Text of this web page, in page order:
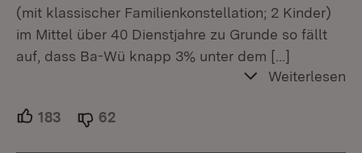
(mit klassischer Familienkonstellation; 2 Kinder)
im Mittel über 40 Dienstjahre zu Grunde so fällt
auf, dass Ba-Wü knapp 3% unter dem […]
Weiterlesen
183 Unterstützer.
62